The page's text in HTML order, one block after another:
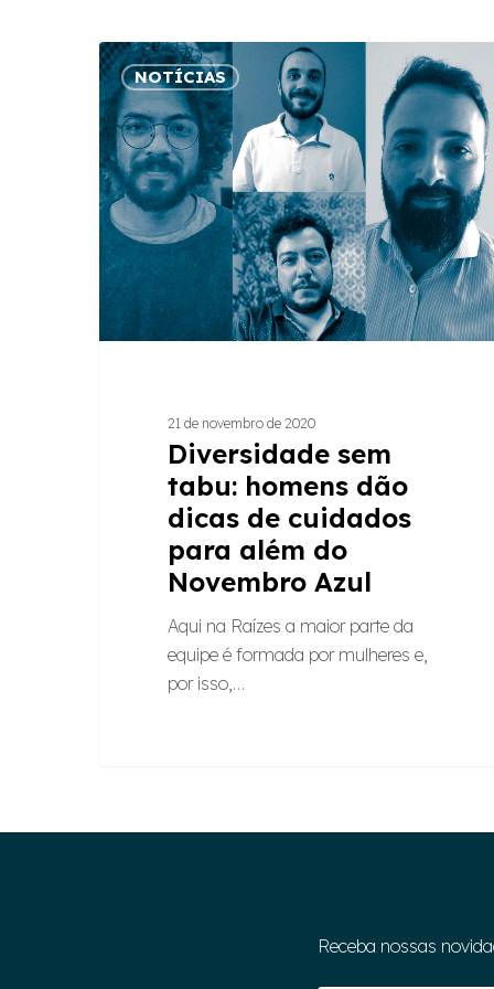
Diversidade
sem
tabu:
homens
dão
dicas
de
cuidados
para
além
do
NOTÍCIAS
21 de novembro de 2020
Diversidade sem
tabu: homens dão
dicas de cuidados
para além do
Novembro Azul
Aqui na Raízes a maior parte da
equipe é formada por mulheres e,
por isso,…
Receba nossas